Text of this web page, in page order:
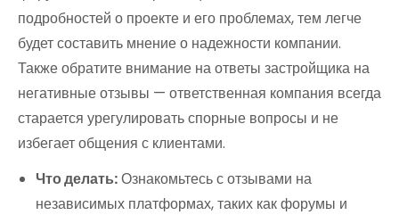
подробностей о проекте и его проблемах, тем легче
будет составить мнение о надежности компании.
Также обратите внимание на ответы застройщика на
негативные отзывы — ответственная компания всегда
старается урегулировать спорные вопросы и не
избегает общения с клиентами.
Что делать:Ознакомьтесь с отзывами на
независимых платформах, таких как форумы и